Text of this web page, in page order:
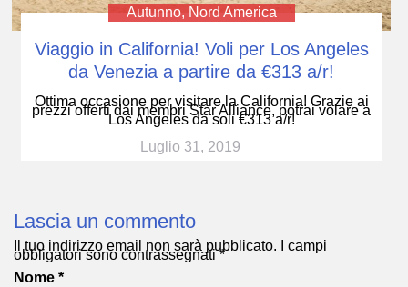
Autunno, Nord America
Viaggio in California! Voli per Los Angeles
da Venezia a partire da €313 a/r!
Ottima occasione per visitare la California! Grazie ai
prezzi offerti dai membri Star Alliance, potrai volare a
Los Angeles da soli €313 a/r!
Luglio 31, 2019
Lascia un commento
Il tuo indirizzo email non sarà pubblicato. I campi
obbligatori sono contrassegnati*
Nome *